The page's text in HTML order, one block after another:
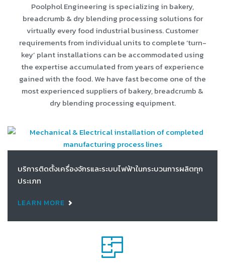
Poolphol Engineering is specializing in bakery,
breadcrumb & dry blending processing solutions for
virtually every food industrial business. Customer
requirements from individual units to complete ‘turn-
key’ plant installations can be accommodated using
the expertise accumulated from years of experience
gained with the food. We have fast become one of the
most experienced suppliers of bakery, breadcrumb &
dry blending processing equipment.
บริการติดตั้งเครื่องจักรและระบบไฟฟ้าในกระบวนการผลิตทุก
ประเภท
LEARN MORE